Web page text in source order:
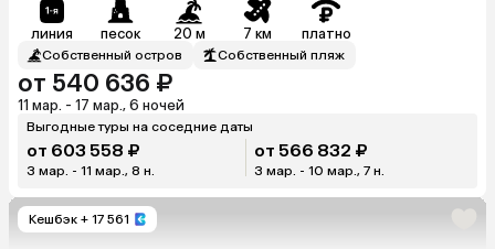
линия песок 20 м 7 км платно
Собственный остров Собственный пляж
от 540 636 ₽
11 мар. - 17 мар., 6 ночей
Выгодные туры на соседние даты
от 603 558 ₽
3 мар. - 11 мар., 8 н.
от 566 832 ₽
3 мар. - 10 мар., 7 н.
Кешбэк + 17 561